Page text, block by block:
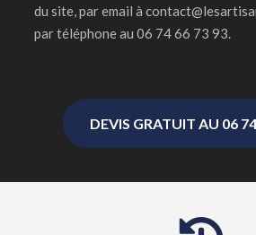
du site, par email à
par téléphone au 06 74 66 73 93.
DEVIS GRATUIT AU 06